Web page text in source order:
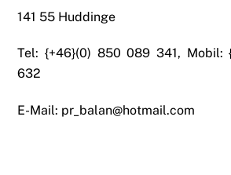
141 55 Huddinge
Tel: {+46}(0) 850 089 341, Mobil:
632
E-Mail: pr_balan@hotmail.com